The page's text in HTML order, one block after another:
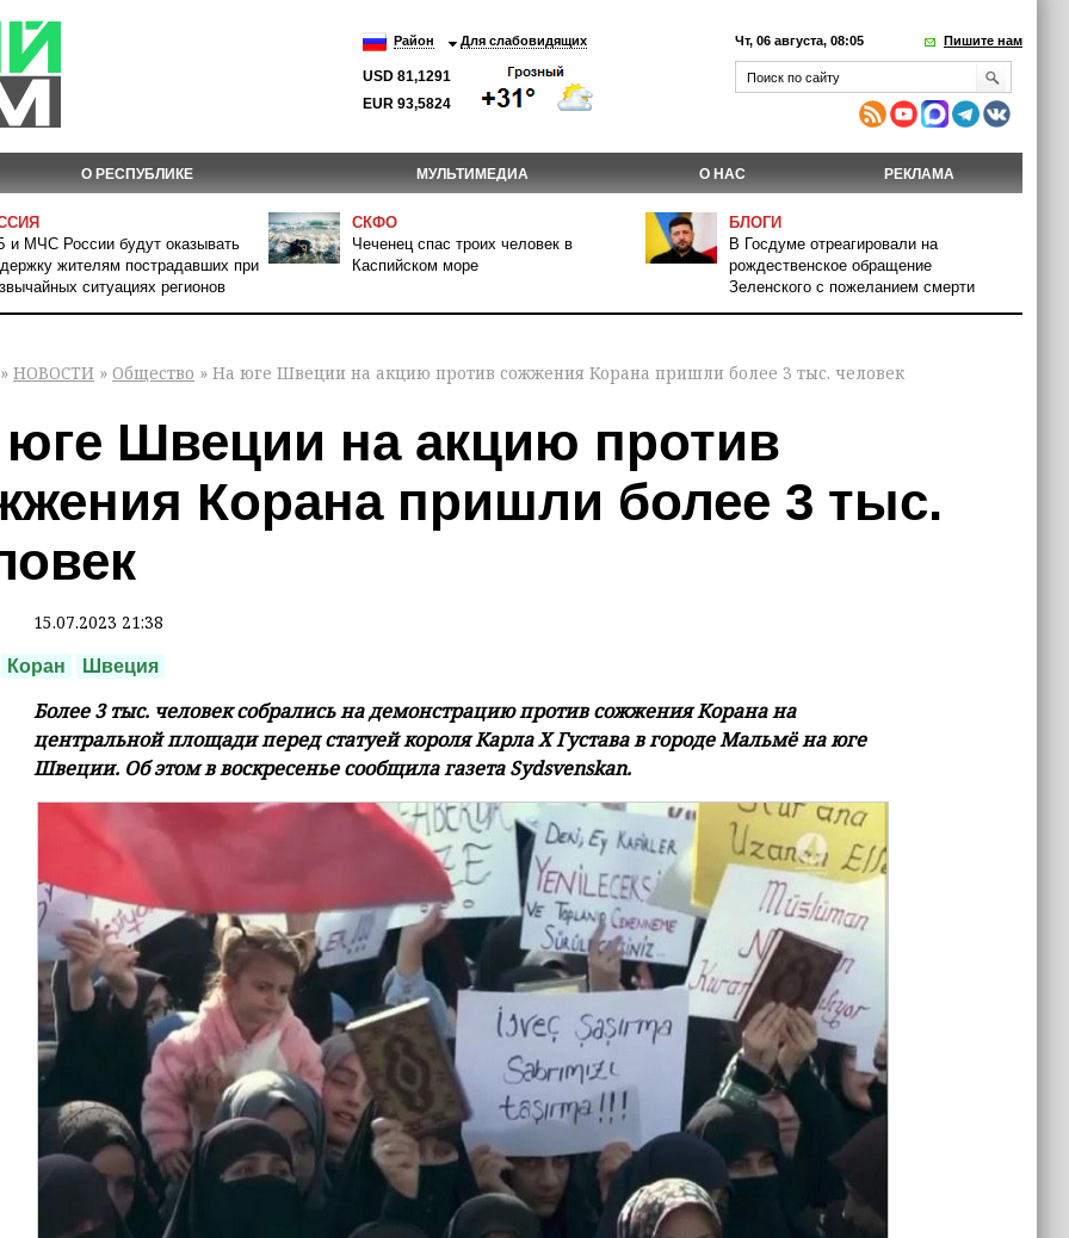
Район Для слабовидящих
USD 81,1291
EUR 93,5824
Чт, 06 августа, 08:05 Пишите нам
О РЕСПУБЛИКЕ МУЛЬТИМЕДИА О НАС РЕКЛАМА
и МЧС России будут оказывать
жителям пострадавших при
ситуациях регионов
СКФО
Чеченец спас троих человек в
Каспийском море
БЛОГИ
В Госдуме отреагировали на
рождественское обращение
Зеленского с пожеланием смерти
» НОВОСТИ » Общество » На юге Швеции на акцию против сожжения Корана пришли более 3 тыс. человек
Швеции на акцию против
Корана пришли более 3 тыс.
15.07.2023 21:38
Коран Швеция
Более 3 тыс. человек собрались на демонстрацию против сожжения Корана на
центральной площади перед статуей короля Карла Х Густава в городе Мальмё на юге
Швеции. Об этом в воскресенье сообщила газета Sydsvenskan.